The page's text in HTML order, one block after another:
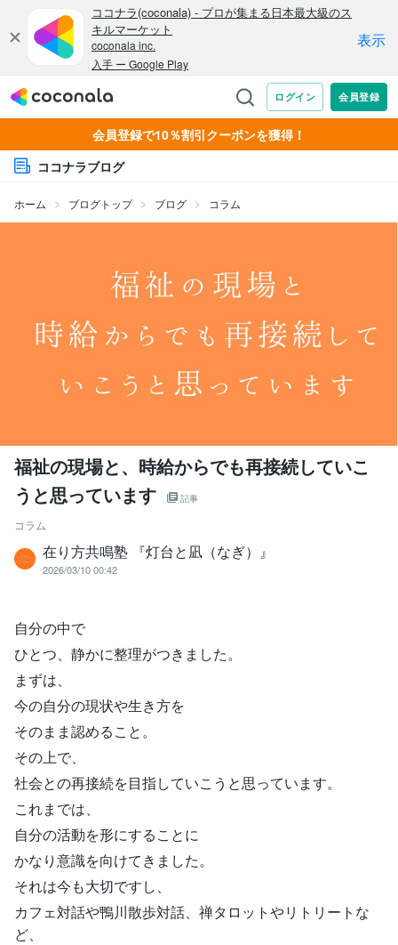
会員登録で10％割引クーポンを獲得！
ココナラブログ
ホーム ブログトップ ブログ コラム
福祉の現場と、時給からでも再接続していこ
うと思っています
記事
コラム
在り方共鳴塾 『灯台と凪（なぎ）』
2026/03/10 00:42
自分の中で
ひとつ、静かに整理がつきました。
まずは、
今の自分の現状や生き方を
そのまま認めること。
その上で、
社会との再接続を目指していこうと思っています。
これまでは、
自分の活動を形にすることに
かなり意識を向けてきました。
それは今も大切ですし、
カフェ対話や鴨川散歩対話、禅タロットやリトリートな
ど、